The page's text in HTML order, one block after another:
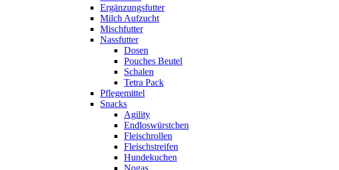
Ergänzungsfutter
Milch Aufzucht
Mischfutter
Nassfutter
Dosen
Pouches Beutel
Schalen
Tetra Pack
Pflegemittel
Snacks
Agility
Endloswürstchen
Fleischrollen
Fleischstreifen
Hundekuchen
Nogas